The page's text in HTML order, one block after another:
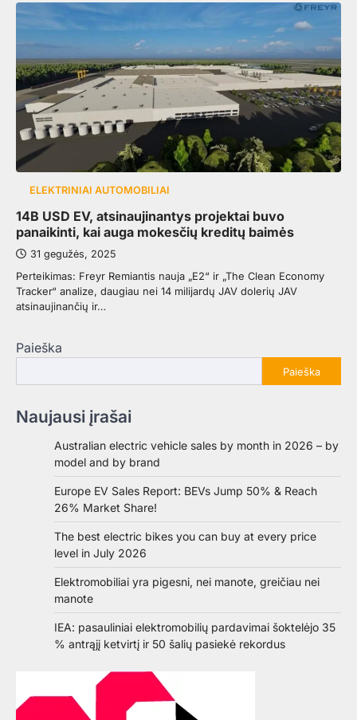
ELEKTRINIAI AUTOMOBILIAI
14B USD EV, atsinaujinantys projektai buvo
panaikinti, kai auga mokesčių kreditų baimės
31 gegužės, 2025
Perteikimas: Freyr Remiantis nauja „E2“ ir „The Clean Economy
Tracker“ analize, daugiau nei 14 milijardų JAV dolerių JAV
atsinaujinančių ir…
Paieška
Paieška
Naujausi įrašai
Australian electric vehicle sales by month in 2026 – by
model and by brand
Europe EV Sales Report: BEVs Jump 50% & Reach
26% Market Share!
The best electric bikes you can buy at every price
level in July 2026
Elektromobiliai yra pigesni, nei manote, greičiau nei
manote
IEA: pasauliniai elektromobilių pardavimai šoktelėjo 35
% antrąjį ketvirtį ir 50 šalių pasiekė rekordus